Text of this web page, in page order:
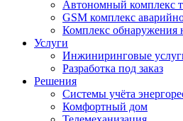
Автономный
GSM комплекс
Комплекс
Услуги
Инжиниринговые
Разработка под заказ
Решения
Системы учёта
Комфортный дом